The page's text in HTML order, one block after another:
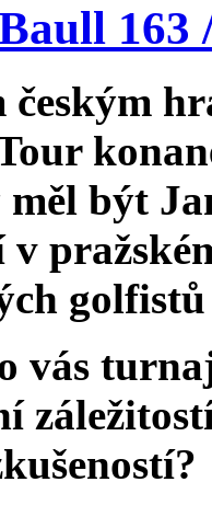
163
českým
být
vás